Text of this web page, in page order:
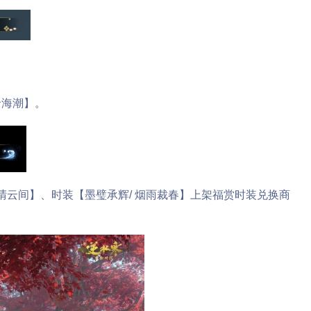
潮】。
】、时装【墨璧承辉/ 烟雨裁春】上架福赏时装兑换商